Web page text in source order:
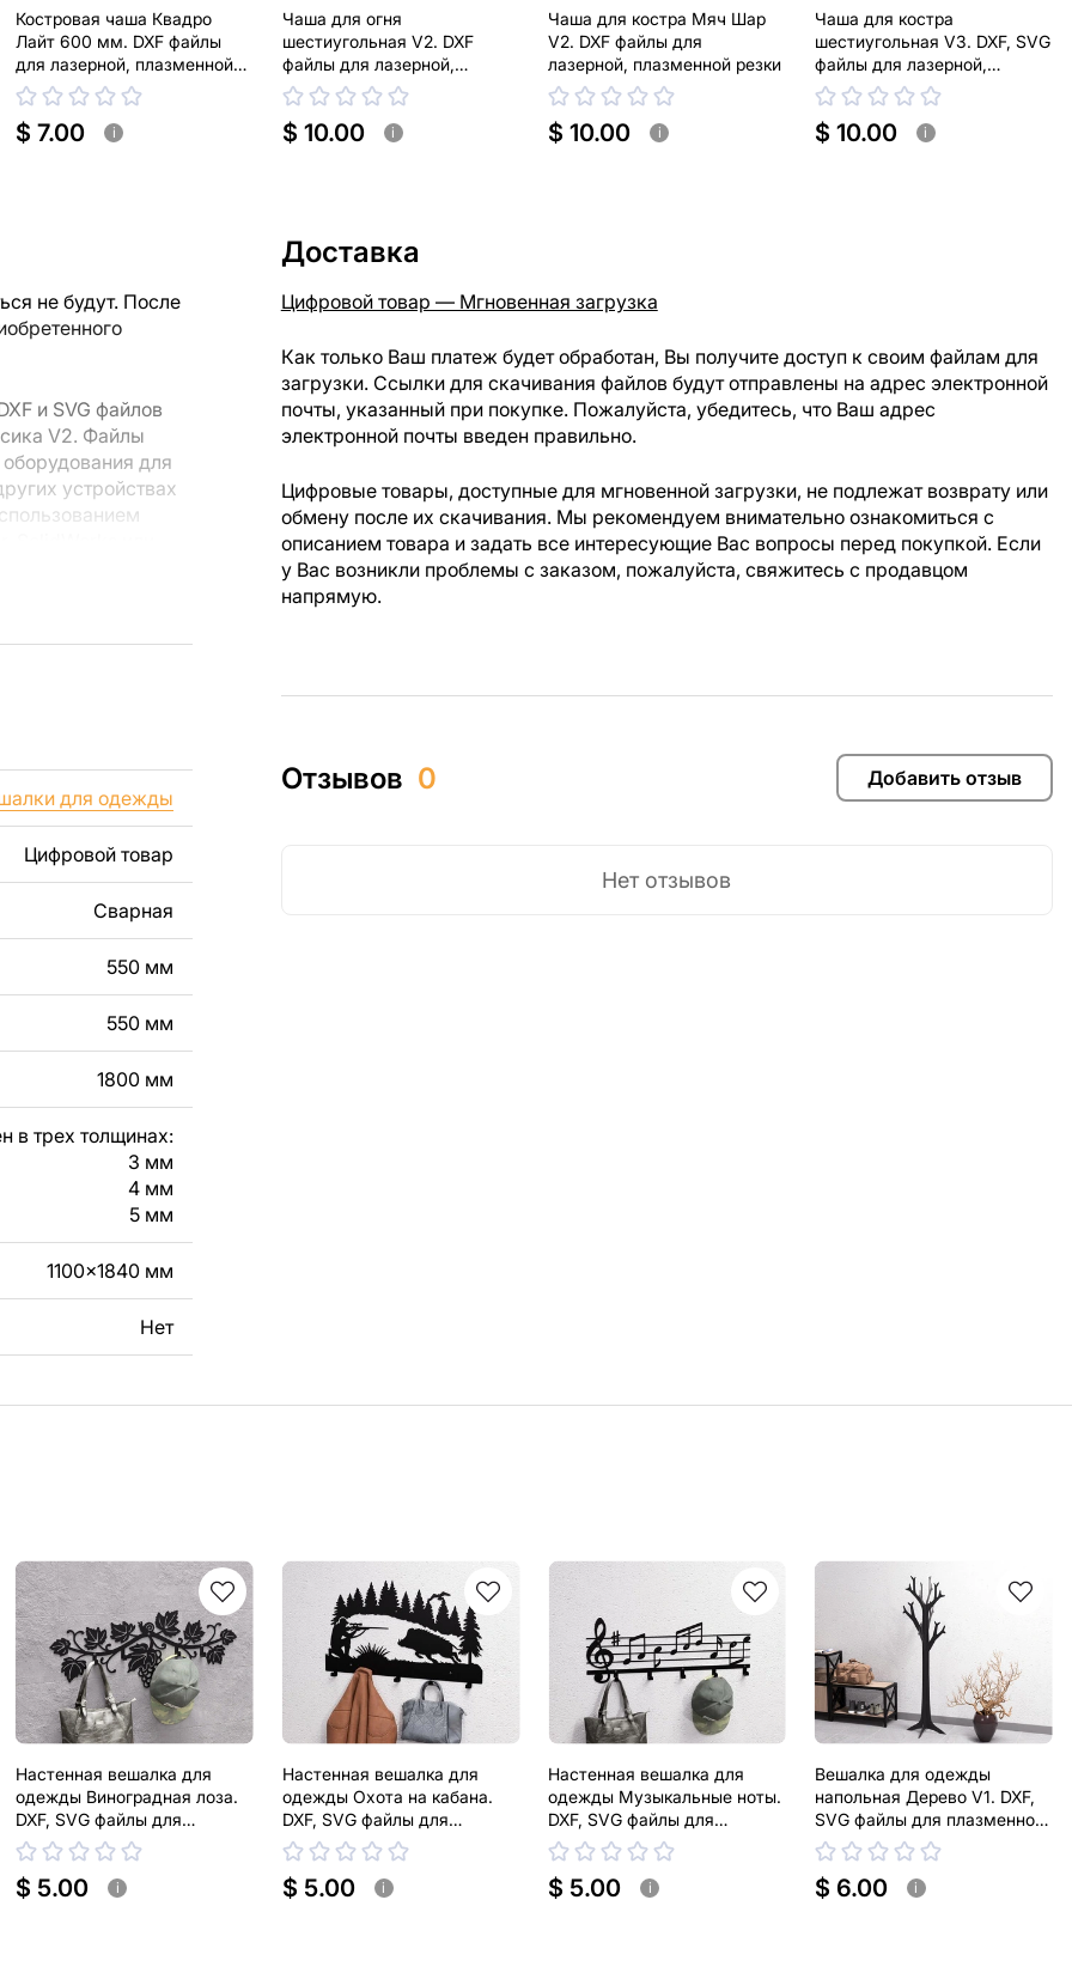
Костровая чаша Квадро
Лайт 600 мм. DXF файлы
для лазерной, плазменной
резки
$ 7.00 i
Чаша для огня
шестиугольная V2. DXF
файлы для лазерной,
плазменной резки
$ 10.00 i
Чаша для костра Мяч Шар
V2. DXF файлы для
лазерной, плазменной резки
$ 10.00 i
Чаша для костра
шестиугольная V3. DXF, SVG
файлы для лазерной,
плазменной резки
$ 10.00 i
не будут. После
и SVG файлов
V2. Файлы
для
устройствах
созданы с
что
изображение,
дизайн изделия.
изделия из
с нами в
для одежды
Цифровой товар
Сварная
550 мм
550 мм
1800 мм
в трех толщинах:
3 мм
4 мм
5 мм
1100x1840 мм
Нет
Доставка
Цифровой товар — Мгновенная загрузка
Как только Ваш платеж будет обработан, Вы получите доступ к своим файлам для
загрузки. Ссылки для скачивания файлов будут отправлены на адрес электронной
почты, указанный при покупке. Пожалуйста, убедитесь, что Ваш адрес
электронной почты введен правильно.
Цифровые товары, доступные для мгновенной загрузки, не подлежат возврату или
обмену после их скачивания. Мы рекомендуем внимательно ознакомиться с
описанием товара и задать все интересующие Вас вопросы перед покупкой. Если
у Вас возникли проблемы с заказом, пожалуйста, свяжитесь с продавцом
напрямую.
Отзывов 0 Добавить отзыв
Нет отзывов
Настенная вешалка для
одежды Виноградная лоза.
DXF, SVG файлы для
плазменной, лазерной резки
$ 5.00 i
Настенная вешалка для
одежды Охота на кабана.
DXF, SVG файлы для
плазменной, лазерной резки
$ 5.00 i
Настенная вешалка для
одежды Музыкальные ноты.
DXF, SVG файлы для
плазменной, лазерной резки
$ 5.00 i
Вешалка для одежды
напольная Дерево V1. DXF,
SVG файлы для плазменной,
лазерной резки
$ 6.00 i